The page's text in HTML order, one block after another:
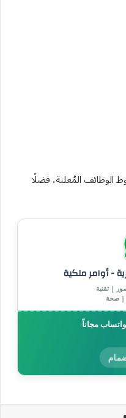
الوظائف المُعلنة، فضلًا
- أوامر ملكية
| تقنية
| صحة
مجاناً
مشاركة عبر البريد